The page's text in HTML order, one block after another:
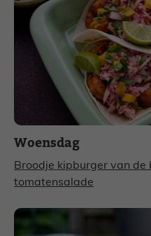
Woensdag
Broodje kipburger van de
tomatensalade